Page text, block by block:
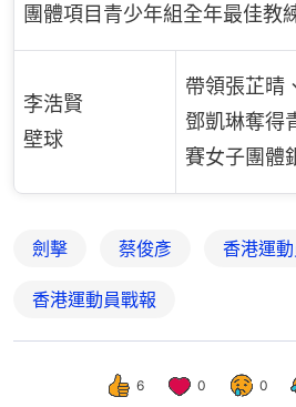
團體項目青少年組全年最佳教
李浩賢
壁球
帶領張芷晴
鄧凱琳奪得
賽女子團體
劍擊 蔡俊彥 香港運動
香港運動員戰報
6 0 0